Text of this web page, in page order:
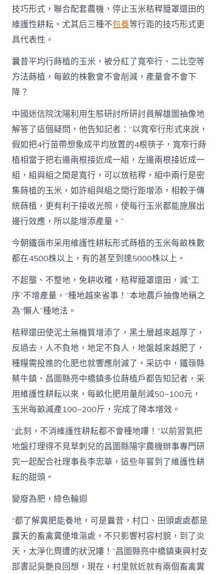
技巧形式，聯合配套農機，停止玉米秸稈籠罩還田的
維護性耕耘。尤其后三種不包養等行距的技巧形式更
具代表性。
曩昔平均行蒔植的玉米，被分紅了寬窄行、二比空等
方法蒔植，每畝的株數會不會削減，產量會不會下
降？
中國迷信院沈陽利用生態研討所研討員解雄圖抽像地
解答了這個疑問，他告知記者：“以寬窄行形式來說，
假如把4行苗帶想象成平均放置的4根筷子，寬窄行蒔
植相當于把右邊兩根接近成一組，左邊兩根接近成一
組，組與組之間是寬行，可以放秸稈，組中兩行是密
集蒔植的玉米，如許組與組之間行距增添，相較于傳
統蒔植，更有利于接收光照，使每行玉米都能施展出
邊行效應，所以能增添產量。”
今朝鐵嶺市采用維護性耕耘形式蒔植的玉米每畝株數
都在4500株以上，有的甚至到達5000株以上。
不起壟、不整地，免耕收穫，秸稈籠罩還田，減“工
序”不增產量，“種地越來省事！”本地農戶抽像地稱之
為“懶人”種地法。
秸稈還田使泥土無機質增添了，黑土層越來越厚了，
反過去，人不負地，地定不負人，地盤越來越肥了，
種糧需投進的化肥也就響應削減了。采訪中，鐵嶺縣
蔡牛鎮、昌圖縣亮中橋鎮多位蒔植戶都告知記者，采
用維護性耕耘以來，每畝化肥用量削減50~100元，
玉米每畝減產100~200斤，完成了降本增效。
“此刻，不消維護性耕耘都不會種地嘍！”以前習氣把
地盤打理得不見草刺兒的昌圖縣陽宇農機辦事專門研
究一起配合社理事長李忠華，這些年嘗到了維護性耕
耘的甜頭。
變廢為肥，綠色輪迴
“都了解糞肥能養地，可是曩昔，村口、田頭處處都是
露天的畜禽糞便堆漚處，不只影響村容村貌，到了炎
天，太淨化周遭的狀況嘍！”昌圖縣亮中橋鎮東興村支
部書記吳艷良回想，現在，村里就近就有兩個畜禽糞